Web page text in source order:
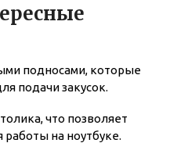
подносами, которые
подачи закусок.
что позволяет
работы на ноутбуке.